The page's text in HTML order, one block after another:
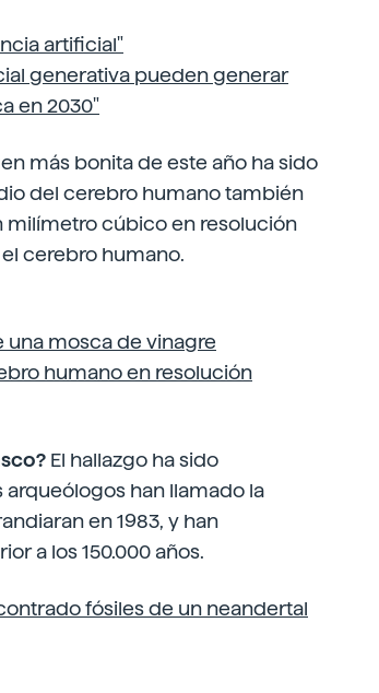
artificial"
generativa pueden generar
en 2030"
más bonita de este año ha sido
del cerebro humano también
milímetro cúbico en resolución
cerebro humano.
una mosca de vinagre
humano en resolución
El hallazgo ha sido
arqueólogos han llamado la
en 1983, y han
a los 150.000 años.
fósiles de un neandertal